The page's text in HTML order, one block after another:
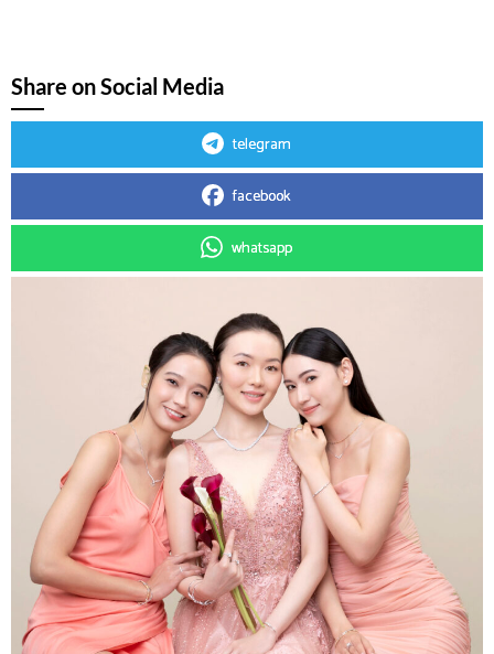
Share on Social Media
telegram
facebook
whatsapp